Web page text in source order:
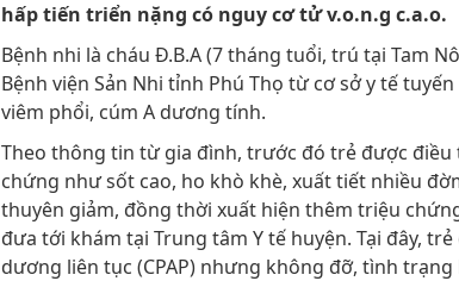
hấp tiến triển nặng có nguy cơ tử v.o.n.g c.a.o.
Bệnh nhi là cháu Đ.B.A (7 tháng tuổi, trú tại Tam
Bệnh viện Sản Nhi tỉnh Phú Thọ từ cơ sở y tế
viêm phổi, cúm A dương tính.
Theo thông tin từ gia đình, trước đó trẻ được điều
chứng như sốt cao, ho khò khè, xuất tiết nhiều
thuyên giảm, đồng thời xuất hiện thêm triệu
đưa tới khám tại Trung tâm Y tế huyện. Tại đây,
dương liên tục (CPAP) nhưng không đỡ, tình